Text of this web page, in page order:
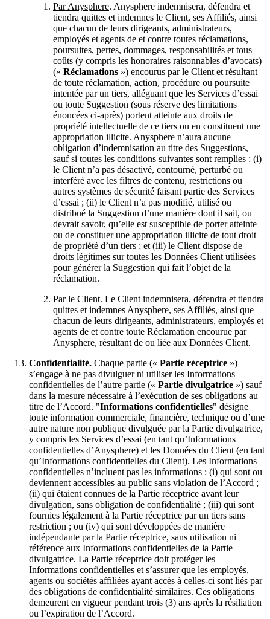
Par Anysphere. Anysphere indemnisera, défendra et
tiendra quittes et indemnes le Client, ses Affiliés, ainsi
que chacun de leurs dirigeants, administrateurs,
employés et agents de et contre toutes réclamations,
poursuites, pertes, dommages, responsabilités et tous
coûts (y compris les honoraires raisonnables d’avocats)
(« Réclamations ») encourus par le Client et résultant
de toute réclamation, action, procédure ou poursuite
intentée par un tiers, alléguant que les Services d’essai
ou toute Suggestion (sous réserve des limitations
énoncées ci‑après) portent atteinte aux droits de
propriété intellectuelle de ce tiers ou en constituent une
appropriation illicite. Anysphere n’aura aucune
obligation d’indemnisation au titre des Suggestions,
sauf si toutes les conditions suivantes sont remplies : (i)
le Client n’a pas désactivé, contourné, perturbé ou
interféré avec les filtres de contenu, restrictions ou
autres systèmes de sécurité faisant partie des Services
d’essai ; (ii) le Client n’a pas modifié, utilisé ou
distribué la Suggestion d’une manière dont il sait, ou
devrait savoir, qu’elle est susceptible de porter atteinte
ou de constituer une appropriation illicite de tout droit
de propriété d’un tiers ; et (iii) le Client dispose de
droits légitimes sur toutes les Données Client utilisées
pour générer la Suggestion qui fait l’objet de la
réclamation.
Par le Client. Le Client indemnisera, défendra et tiendra
quittes et indemnes Anysphere, ses Affiliés, ainsi que
chacun de leurs dirigeants, administrateurs, employés et
agents de et contre toute Réclamation encourue par
Anysphere, résultant de ou liée aux Données Client.
Confidentialité. Chaque partie (« Partie réceptrice »)
s’engage à ne pas divulguer ni utiliser les Informations
confidentielles de l’autre partie (« Partie divulgatrice ») sauf
dans la mesure nécessaire à l’exécution de ses obligations au
titre de l’Accord. "Informations confidentielles" désigne
toute information commerciale, financière, technique ou d’une
autre nature non publique divulguée par la Partie divulgatrice,
y compris les Services d’essai (en tant qu’Informations
confidentielles d’Anysphere) et les Données du Client (en tant
qu’Informations confidentielles du Client). Les Informations
confidentielles n’incluent pas les informations : (i) qui sont ou
deviennent accessibles au public sans violation de l’Accord ;
(ii) qui étaient connues de la Partie réceptrice avant leur
divulgation, sans obligation de confidentialité ; (iii) qui sont
fournies légalement à la Partie réceptrice par un tiers sans
restriction ; ou (iv) qui sont développées de manière
indépendante par la Partie réceptrice, sans utilisation ni
référence aux Informations confidentielles de la Partie
divulgatrice. La Partie réceptrice doit protéger les
Informations confidentielles et s’assurer que les employés,
agents ou sociétés affiliées ayant accès à celles-ci sont liés par
des obligations de confidentialité similaires. Ces obligations
demeurent en vigueur pendant trois (3) ans après la résiliation
ou l’expiration de l’Accord.